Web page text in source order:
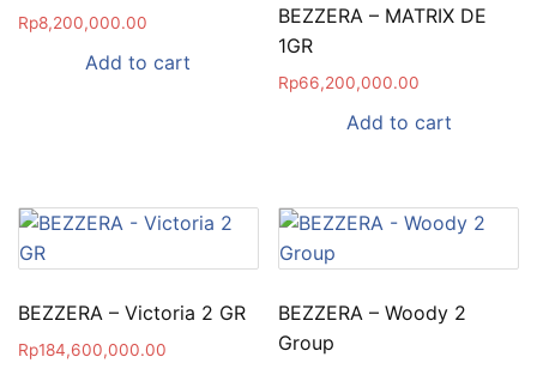
Rp8,200,000.00
Add to cart
BEZZERA – MATRIX DE
1GR
Rp66,200,000.00
Add to cart
BEZZERA – Victoria 2 GR
Rp184,600,000.00
BEZZERA – Woody 2
Group